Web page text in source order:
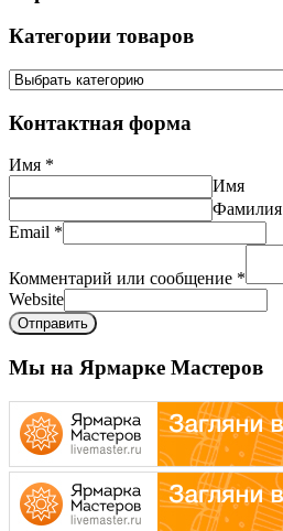
Категории товаров
Контактная форма
Имя *
Имя
Фамилия
Email *
Комментарий или сообщение *
Website
Отправить
Мы на Ярмарке Мастеров